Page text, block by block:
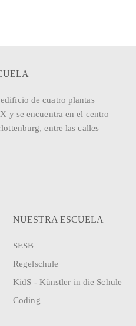
de cuatro plantas
y se encuentra en el centro
entre las calles
NUESTRA ESCUELA
SESB
Regelschule
KidS - Künstler in die Schule
Coding